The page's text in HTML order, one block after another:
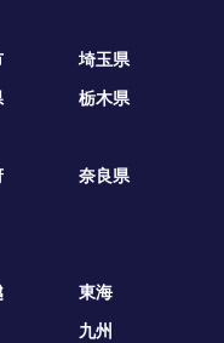
埼玉県
栃木県
奈良県
東海
九州